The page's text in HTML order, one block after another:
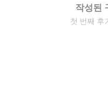
작성된
첫 번째 후